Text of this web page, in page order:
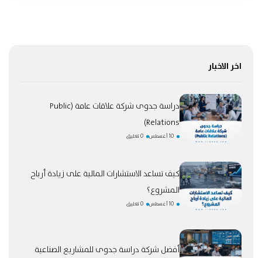
اخر الاخبار
دراسة جدوى شركة علاقات عامة (Public
Relations)
10 أغسطس 0 تعليق
كيف تساعد الاستشارات المالية على زيادة أرباح
المشروع؟
10 أغسطس 0 تعليق
أفضل شركة دراسة جدوى للمشاريع الصناعية